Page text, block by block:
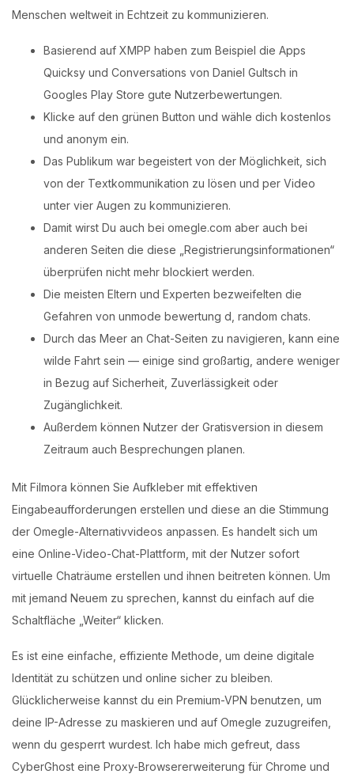
Menschen weltweit in Echtzeit zu kommunizieren.
Basierend auf XMPP haben zum Beispiel die Apps
Quicksy und Conversations von Daniel Gultsch in
Googles Play Store gute Nutzerbewertungen.
Klicke auf den grünen Button und wähle dich kostenlos
und anonym ein.
Das Publikum war begeistert von der Möglichkeit, sich
von der Textkommunikation zu lösen und per Video
unter vier Augen zu kommunizieren.
Damit wirst Du auch bei omegle.com aber auch bei
anderen Seiten die diese „Registrierungsinformationen“
überprüfen nicht mehr blockiert werden.
Die meisten Eltern und Experten bezweifelten die
Gefahren von unmode bewertung d, random chats.
Durch das Meer an Chat-Seiten zu navigieren, kann eine
wilde Fahrt sein — einige sind großartig, andere weniger
in Bezug auf Sicherheit, Zuverlässigkeit oder
Zugänglichkeit.
Außerdem können Nutzer der Gratisversion in diesem
Zeitraum auch Besprechungen planen.
Mit Filmora können Sie Aufkleber mit effektiven
Eingabeaufforderungen erstellen und diese an die Stimmung
der Omegle-Alternativvideos anpassen. Es handelt sich um
eine Online-Video-Chat-Plattform, mit der Nutzer sofort
virtuelle Chaträume erstellen und ihnen beitreten können. Um
mit jemand Neuem zu sprechen, kannst du einfach auf die
Schaltfläche „Weiter“ klicken.
Es ist eine einfache, effiziente Methode, um deine digitale
Identität zu schützen und online sicher zu bleiben.
Glücklicherweise kannst du ein Premium-VPN benutzen, um
deine IP-Adresse zu maskieren und auf Omegle zuzugreifen,
wenn du gesperrt wurdest. Ich habe mich gefreut, dass
CyberGhost eine Proxy-Browsererweiterung für Chrome und